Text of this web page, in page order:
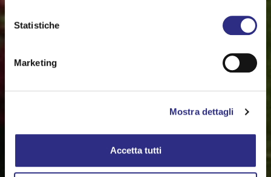
Statistiche
Marketing
Mostra dettagli
Accetta tutti